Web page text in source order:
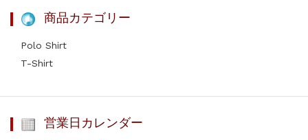
商品カテゴリー
Polo Shirt
T-Shirt
営業日カレンダー